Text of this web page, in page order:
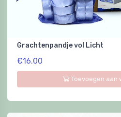
Grachtenpandje vol Licht
€16.00
Toevoegen aan